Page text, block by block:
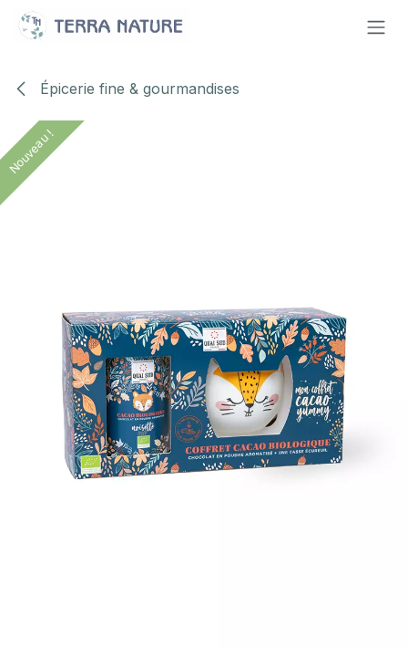
Se rendre au contenu
Épicerie fine & gourmandises
Nouveau !
Nouveau !